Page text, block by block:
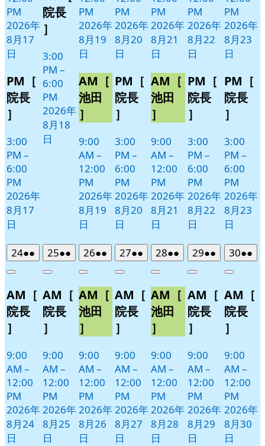
PM
2026年
8月17
日
PM［
院長
］
3:00
PM –
6:00
PM
2026年
8月17
日
18
日
ベ
院長
］
3:00
PM –
6:00
PM
2026年
8月18
日
PM
2026年
8月19
日
AM［
池田
］
9:00
AM –
12:00
PM
2026年
8月19
日
PM
2026年
8月20
日
PM［
院長
］
3:00
PM –
6:00
PM
2026年
8月20
日
PM
2026年
8月21
日
AM［
池田
］
9:00
AM –
12:00
PM
2026年
8月21
日
PM
2026年
8月22
日
PM［
院長
］
3:00
PM –
6:00
PM
2026年
8月22
日
PM
2026年
8月23
日
PM［
院長
］
3:00
PM –
6:00
PM
2026年
8月23
日
242026
年
月
24
日
●●
件
イ
ベ
ト)
Close
AM［
院長
］
9:00
AM –
12:00
PM
2026年
8月24
日
252026
年
月
25
日
●●
件
イ
ベ
ト)
Close
AM［
院長
］
9:00
AM –
12:00
PM
2026年
8月25
日
262026
年
月
26
日
●●
件
イ
ベ
ト)
Close
AM［
池田
］
9:00
AM –
12:00
PM
2026年
8月26
日
272026
年
月
27
日
●●
件
イ
ベ
ト)
Close
AM［
院長
］
9:00
AM –
12:00
PM
2026年
8月27
日
282026
年
月
28
日
●●
件
イ
ベ
ト)
Close
AM［
池田
］
9:00
AM –
12:00
PM
2026年
8月28
日
292026
年
月
29
日
●●
件
イ
ベ
ト)
Close
AM［
院長
］
9:00
AM –
12:00
PM
2026年
8月29
日
302026
年
月
30
日
●●
件
イ
Close
AM［
院長
］
9:00
AM –
12:00
PM
2026年
8月30
日